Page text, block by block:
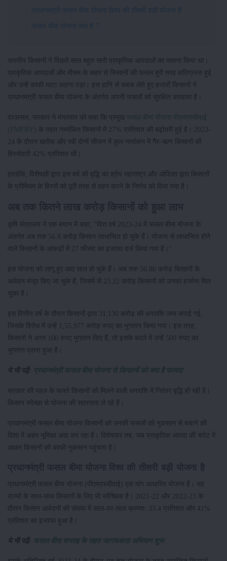
प्रधानमंत्री फसल बीमा योजना विश्व की तीसरी बड़ी योजना है
फसल बीमा योजना क्या है ?
भारतीय किसानों ने पिछले साल बहुत सारी प्राकृतिक आपदाओं का सामना किया था।
प्राकृतिक आपदाओं और मौसम के कहर से किसानों की फसल बुरी तरह क्षतिग्रस्त हुई
और उन्हें काफी घाटा उठाना पड़ा। इस हानि से सबक लेते हुए हजारों किसानों ने
प्रधानमंत्री फसल बीमा योजना के अंतर्गत अपनी फसलों को सुरक्षित करवाया है।
दरअसल, सरकार ने मंगलवार को कहा कि प्रमुख
फसल बीमा योजना पीएमएफबीवाई
(PMFBY) के तहत नामांकित किसानों में 27% प्रतिशत की बढ़ोतरी हुई है। 2023-
24 के दौरान खरीफ और रबी दोनों सीजन में कुल नामांकन में गैर-ऋण किसानों की
हिस्सेदारी 42% प्रतिशत थी।
हालांकि, विशेषज्ञों द्वारा इस वर्ष की वृद्धि का श्रेय महाराष्ट्र और ओडिशा द्वारा किसानों
के प्रीमियम के हिस्से को पूरी तरह से वहन करने के निर्णय को दिया गया है।
कृषि मंत्रालय ने एक बयान में कहा, "वित्त वर्ष 2023-24 में फसल बीमा योजना के
अंतर्गत अब तक 56.8 करोड़ किसान लाभान्वित हो चुके हैं। योजना से लाभान्वित होने
वाले किसानों के आंकड़ों में 27 फीसद का इजाफा दर्ज किया गया है।"
इस योजना को लागू हुए आठ साल हो चुके हैं। अब तक 56.80 करोड़ किसानों के
आवेदन मंजूर किए जा चुके हैं, जिसमें से 23.22 करोड़ किसानों को उनका हर्जाना मिल
चुका है।
इस वित्तीय वर्ष के दौरान किसानों द्वारा 31,130 करोड़ की धनराशि जमा कराई गई,
जिसके विरोध में उन्हें 1,55,977 करोड़ रुपए का भुगतान किया गया। इस तरह,
किसानों ने अगर 100 रुपए भुगतान किए हैं, तो इसके बदले में उन्हें 500 रुपए का
भुगतान प्राप्त हुआ है।
ये भी पढ़ें: प्रधानमंत्री फसल बीमा योजना से किसानों को क्या है फायदा
सरकार की पहल के चलते किसानों को मिलने वाली धनराशि में निरंतर वृद्धि हो रही है।
किसान स्वेच्छा से योजना की सदस्यता ले रहे हैं।
प्रधानमंत्री फसल बीमा योजना किसानों को उनकी फसलों को नुकसान से बचाने की
दिशा में अहम भूमिका अदा कर रहा है। विशेषकर तब, जब प्राकृतिक आपदा की चपेट में
आकर किसानों को काफी नुकसान पहुंचता है।
प्रधानमंत्री फसल बीमा योजना (पीएमएफबीवाई) एक मांग आधारित योजना है। यह
राज्यों के साथ-साथ किसानों के लिए भी स्वैच्छिक है। 2021-22 और 2022-23 के
दौरान किसान आवेदनों की संख्या में साल-दर-साल क्रमशः 33.4 प्रतिशत और 41%
प्रतिशत का इजाफा हुआ है।
ये भी पढ़ें: फसल बीमा सप्ताह के तहत जागरूकता अभियान शुरू